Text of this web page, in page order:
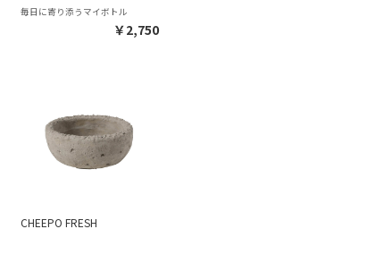
毎日に寄り添うマイボトル
￥2,750
CHEEPO FRESH